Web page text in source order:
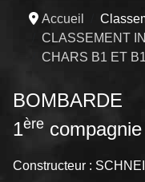
Accueil
CLASSEMENT
CHARS B1 ET
1ère compagnie
Constructeur :